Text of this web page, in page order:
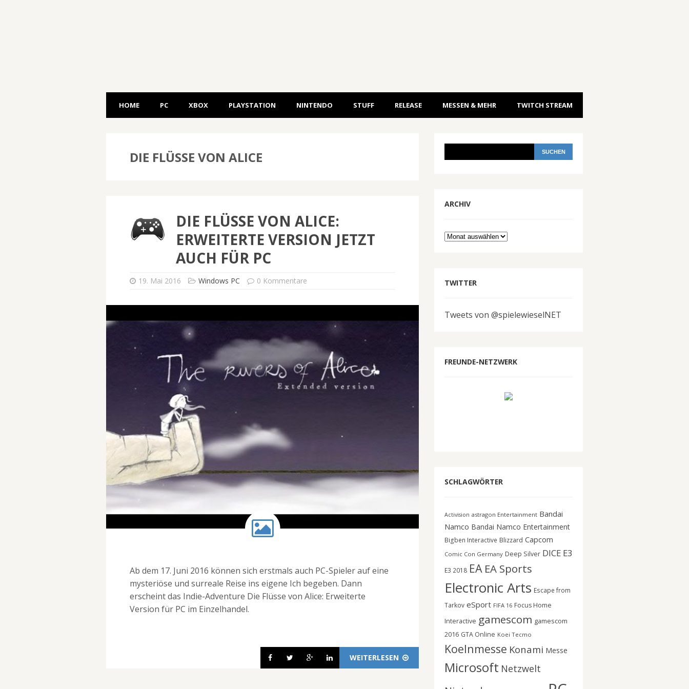
HOME PC XBOX PLAYSTATION NINTENDO STUFF RELEASE MESSEN & MEHR TWITCH STREAM
DIE FLÜSSE VON ALICE
DIE FLÜSSE VON ALICE:
ERWEITERTE VERSION JETZT
AUCH FÜR PC
19. Mai 2016 Windows PC 0 Kommentare
Ab dem 17. Juni 2016 können sich erstmals auch PC-Spieler auf eine
mysteriöse und surreale Reise ins eigene Ich begeben. Dann
erscheint das Indie-Adventure Die Flüsse von Alice: Erweiterte
Version für PC im Einzelhandel.
WEITERLESEN
ARCHIV
Archiv
TWITTER
Tweets von @spielewieselNET
FREUNDE-NETZWERK
SCHLAGWÖRTER
Activision astragon Entertainment Bandai
Namco Bandai Namco Entertainment
Bigben Interactive Blizzard Capcom
Comic Con Germany Deep Silver DICE E3
E3 2018 EA EA Sports
Electronic Arts Escape from
Tarkov eSport FIFA 16 Focus Home
Interactive gamescom gamescom
2016 GTA Online Koei Tecmo
Koelnmesse Konami Messe
Microsoft Netzwelt